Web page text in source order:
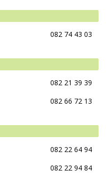
082 74 43 03
082 21 39 39
082 66 72 13
082 22 64 94
082 22 94 84